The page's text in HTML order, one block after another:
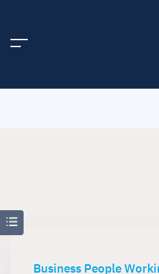
Business People